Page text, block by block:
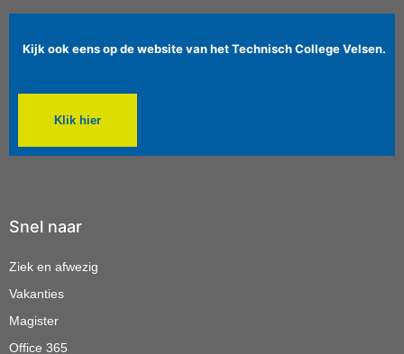
Kijk ook eens op de website van het Technisch College Velsen.
Klik hier
Snel naar
Ziek en afwezig
Vakanties
Magister
Office 365